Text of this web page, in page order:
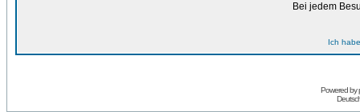
Bei jedem
Ich
Powered by